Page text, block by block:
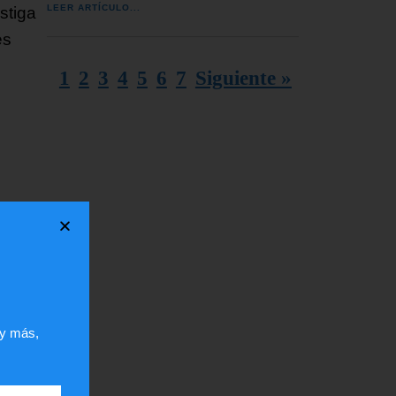
LEER ARTÍCULO...
1 2 3 4 5 6 7 Siguiente »
más,